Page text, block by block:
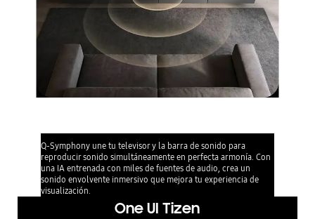
Q-Symphony une tu televisor y la barra de sonido para
reproducir sonido simultáneamente en perfecta armonía. Con
una IA entrenada con miles de fuentes de audio, crea un
sonido envolvente inmersivo que mejora tu experiencia de
visualización.
One UI Tizen